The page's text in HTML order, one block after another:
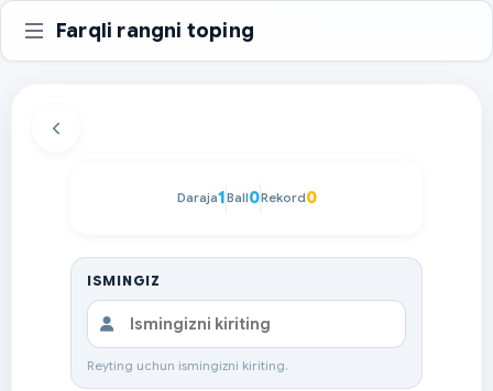
Farqli rangni toping
Daraja1 Ball0Rekord0
ISMINGIZ
Reyting uchun ismingizni kiriting.